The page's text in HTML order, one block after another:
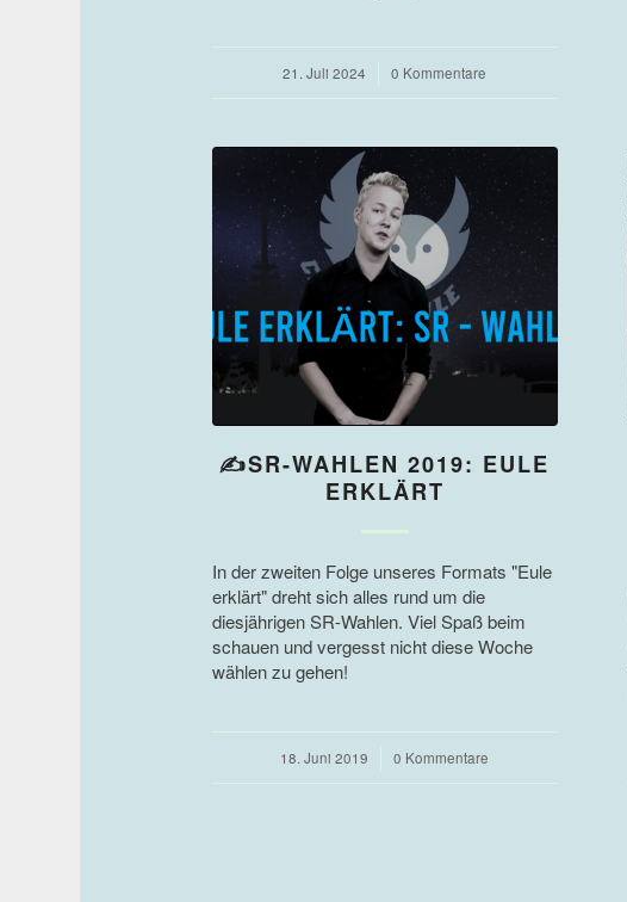
21. Juli 2024 0 Kommentare
✍SR-WAHLEN 2019: EULE
ERKLÄRT
In der zweiten Folge unseres Formats "Eule
erklärt" dreht sich alles rund um die
diesjährigen SR-Wahlen. Viel Spaß beim
schauen und vergesst nicht diese Woche
wählen zu gehen!
18. Juni 2019
/ 0 Kommentare